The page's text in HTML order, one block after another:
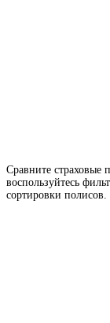
Сравните
воспользуйтесь
сортировки полисов.